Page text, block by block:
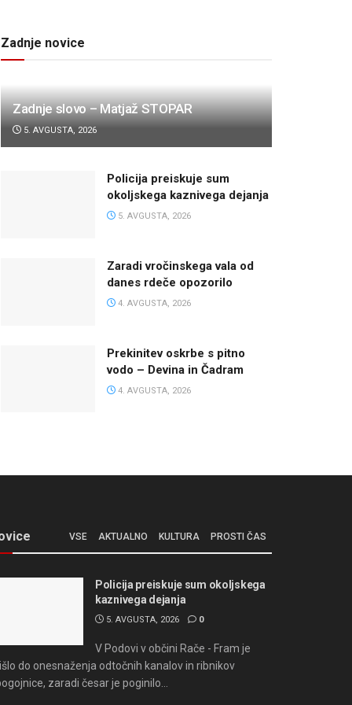
Zadnje novice
Zadnje slovo – Matjaž STOPAR
5. AVGUSTA, 2026
Policija preiskuje sum
okoljskega kaznivega dejanja
5. AVGUSTA, 2026
Zaradi vročinskega vala od
danes rdeče opozorilo
4. AVGUSTA, 2026
Prekinitev oskrbe s pitno
vodo – Devina in Čadram
4. AVGUSTA, 2026
VSE AKTUALNO KULTURA PROSTI ČAS
Policija preiskuje sum okoljskega
kaznivega dejanja
5. AVGUSTA, 2026 0
V Podovi v občini Rače - Fram je
do onesnaženja odtočnih kanalov in ribnikov
zaradi česar je poginilo...